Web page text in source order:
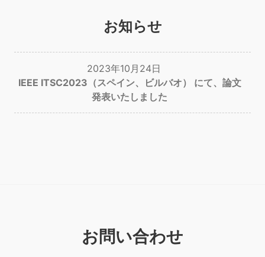
お知らせ
2023年10月24日
IEEE ITSC2023（スペイン、ビルバオ） にて、論文
発表いたしました
お問い合わせ